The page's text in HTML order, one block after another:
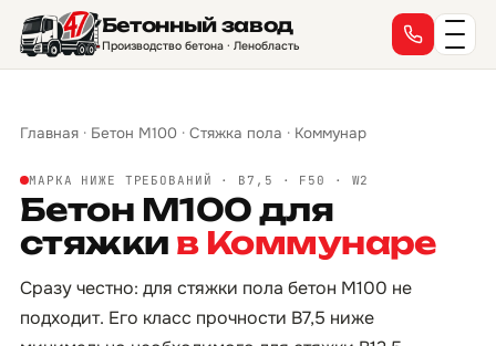
Бетонный завод
Производство бетона · Ленобласть
Главная · Бетон М100 · Стяжка пола · Коммунар
МАРКА НИЖЕ ТРЕБОВАНИЙ · B7,5 · F50 · W2
Бетон М100 для
стяжки в Коммунаре
Сразу честно: для стяжки пола бетон М100 не
подходит. Его класс прочности B7,5 ниже